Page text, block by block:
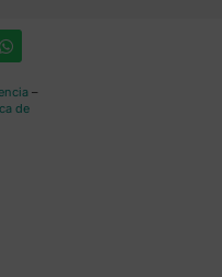
–
de